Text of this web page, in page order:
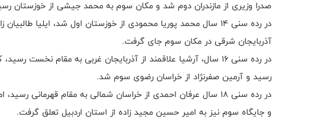
صدرا وزیری از مازندران دوم شد و مکان سوم به محمد جیشی از خوزستان
در رده سنی 14 سال محمد پوریا محمودی از خوزستان اول شد، ایلیا
آذربایجان شرقی در مکان سوم جای گرفت.
در رده سنی 16 سال، آرشیا علاقمند از آذربایجان غربی به مقام
رسید و آرمین صفرنژاد از خراسان رضوی سوم شد.
در رده سنی 18 سال عرفان احمدی از خراسان شمالی به مقام
و جایگاه سوم نیز به امیر حسین مجید زاده از استان اردبیل تعلق گرفت.